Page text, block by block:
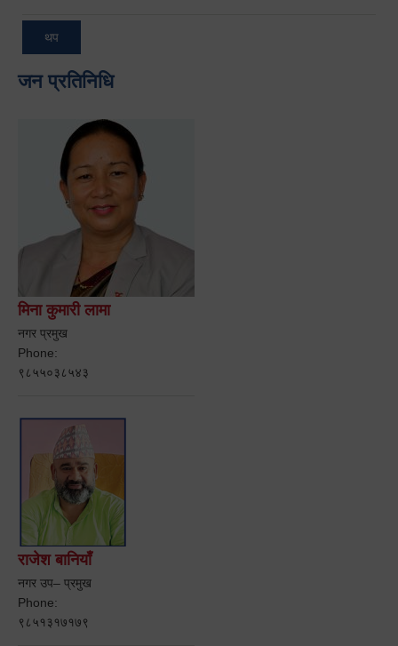
थप
जन प्रतिनिधि
मिना कुमारी लामा
नगर प्रमुख
Phone:
९८५५०३८५४३
राजेश बानियाँ
नगर उप– प्रमुख
Phone:
९८५१३१७१७९